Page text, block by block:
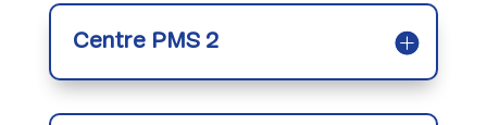
Centre PMS 2